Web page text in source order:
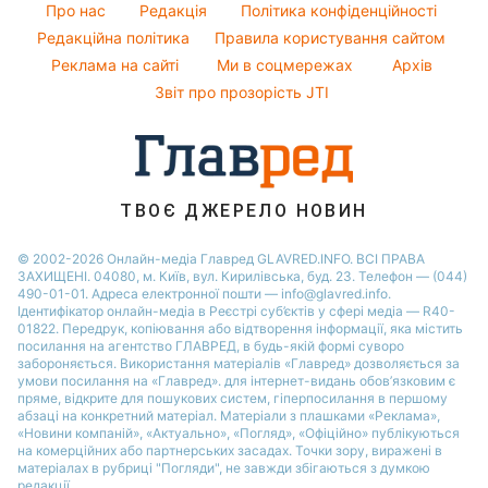
Поради від Андре Тана
Новини Дніпра
Новини Черкаси
Новини Тернополя
Новини Житомира
Народні прикмети
Усе про шоу-бізнес
Про нас Редакція
Політика конфіденційності
Редакційна політика
Правила користування сайтом
Реклама на сайті
Ми в соцмережах
Архів
Звіт про прозорість JTI
ТВОЄ ДЖЕРЕЛО НОВИН
© 2002-2026 Онлайн-медіа Главред GLAVRED.INFO. ВСІ ПРАВА
ЗАХИЩЕНІ. 04080, м. Київ, вул. Кирилівська, буд. 23. Телефон — (044)
490-01-01. Адреса електронної пошти — info@glavred.info.
Ідентифікатор онлайн-медіа в Реєстрі суб’єктів у сфері медіа — R40-
01822. Передрук, копіювання або відтворення інформації, яка містить
посилання на агентство ГЛАВРЕД, в будь-якій формi суворо
забороняється. Використання матеріалів «Главред» дозволяється за
умови посилання на «Главред». для інтернет-видань обов’язковим є
пряме, відкрите для пошукових систем, гіперпосилання в першому
абзаці на конкретний матеріал. Матеріали з плашками «Реклама»,
«Новини компаній», «Актуально», «Погляд», «Офіційно» публікуються
на комерційних або партнерських засадах. Точки зору, виражені в
матеріалах в рубриці "Погляди", не завжди збігаються з думкою